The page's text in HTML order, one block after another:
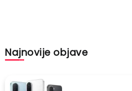
Najnovije objave